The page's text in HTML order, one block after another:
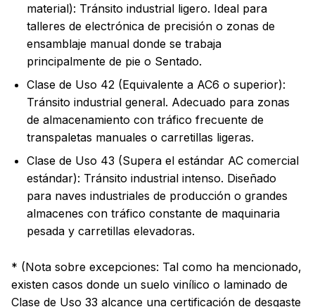
material): Tránsito industrial ligero. Ideal para
talleres de electrónica de precisión o zonas de
ensamblaje manual donde se trabaja
principalmente de pie o Sentado.
Clase de Uso 42 (Equivalente a AC6 o superior):
Tránsito industrial general. Adecuado para zonas
de almacenamiento con tráfico frecuente de
transpaletas manuales o carretillas ligeras.
Clase de Uso 43 (Supera el estándar AC comercial
estándar): Tránsito industrial intenso. Diseñado
para naves industriales de producción o grandes
almacenes con tráfico constante de maquinaria
pesada y carretillas elevadoras.
* (Nota sobre excepciones: Tal como ha mencionado,
existen casos donde un suelo vinílico o laminado de
Clase de Uso 33 alcance una certificación de desgaste